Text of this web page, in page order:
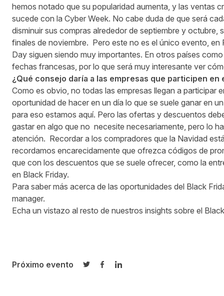
hemos notado que su popularidad aumenta, y las ventas
sucede con la Cyber Week. No cabe duda de que será
disminuir sus compras alrededor de septiembre y
finales de noviembre. Pero este no es el único evento,
Day siguen siendo muy importantes. En otros países
fechas francesas, por lo que será muy interesante ver
¿Qué consejo daría a las empresas que participen en
Como es obvio, no todas las empresas llegan a participar
oportunidad de hacer en un día lo que se suele ganar en
para eso estamos aquí. Pero las ofertas y descuentos
gastar en algo que no necesite necesariamente, pero lo
atención. Recordar a los compradores que la Navidad
recordamos encarecidamente que ofrezca códigos de
que con los descuentos que se suele ofrecer, como la
en Black Friday.
Para saber más acerca de las oportunidades del Black
manager.
Echa un vistazo al resto de nuestros insights sobre el
Próximo evento
Compartir en Twitter
Compartir en Facebook
Compartir en LinkedIn